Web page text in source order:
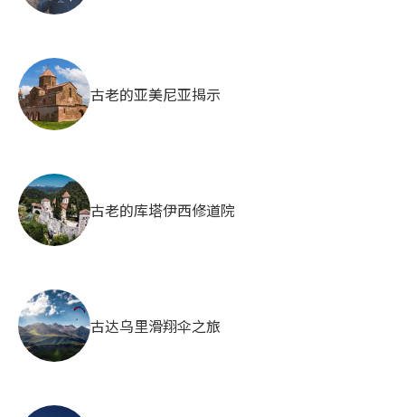
古老的亚美尼亚揭示
古老的库塔伊西修道院
古达乌里滑翔伞之旅